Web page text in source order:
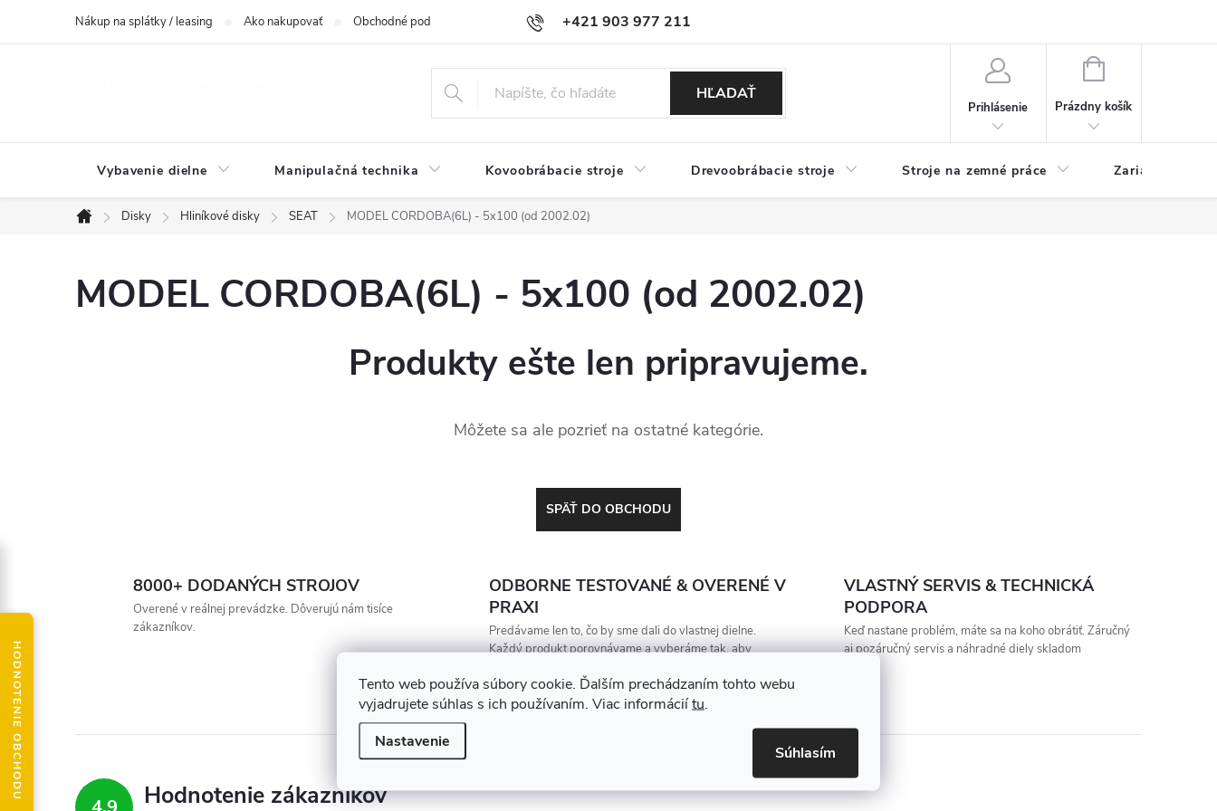
Tento web používa súbory cookie. Ďalším prechádzaním tohto webu
vyjadrujete súhlas s ich používaním. Viac informáciítu.
Nastavenie
Súhlasím
+421 903 977 211
Nákup na splátky / leasing Ako nakupovať Obchodné podmienky Podmienky ochrany osobných údajov
HĽADAŤ
Prihlásenie
NÁKUPNÝ
Prázdny košík
Vybavenie dielne Manipulačná technika Kovoobrábacie stroje Drevoobrábacie stroje Stroje na zemné práce Zariadenia na
Domov
Disky Hliníkové disky SEAT MODEL CORDOBA(6L) - 5x100 (od 2002.02)
MODEL CORDOBA(6L) - 5x100 (od 2002.02)
Produkty ešte len pripravujeme.
Môžete sa ale pozrieť na ostatné kategórie.
SPÄŤ DO OBCHODU
8000+ DODANÝCH STROJOV
Overené v reálnej prevádzke. Dôverujú nám tisíce
zákazníkov.
ODBORNE TESTOVANÉ & OVERENÉ V
PRAXI
Predávame len to, čo by sme dali do vlastnej dielne.
Každý produkt porovnávame a vyberáme tak, aby
VLASTNÝ SERVIS & TECHNICKÁ
PODPORA
Keď nastane problém, máte sa na koho obrátiť. Záručný
aj pozáručný servis a náhradné diely skladom
Hodnotenie zákazníkov
HODNOTENIE OBCHODU